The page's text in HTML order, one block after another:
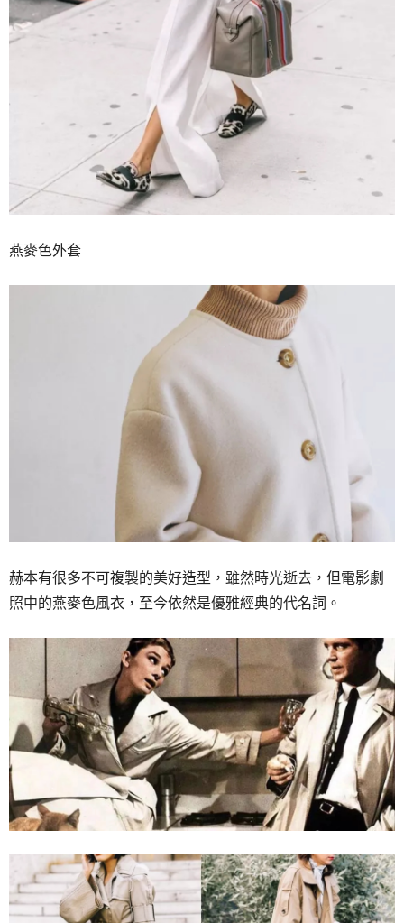
燕麥色外套
赫本有很多不可複製的美好造型，雖然時光逝去，但電影劇
照中的燕麥色風衣，至今依然是優雅經典的代名詞。